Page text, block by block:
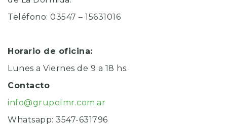
Teléfono: 03547 – 15631016
Horario de oficina:
Lunes a Viernes de 9 a 18 hs.
Contacto
info@grupolmr.com.ar
Whatsapp: 3547-631796